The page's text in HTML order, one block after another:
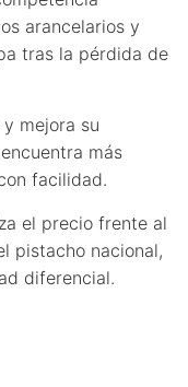
arancelarios y
tras la pérdida de
mejora su
más
facilidad.
el precio frente al
pistacho nacional,
diferencial.